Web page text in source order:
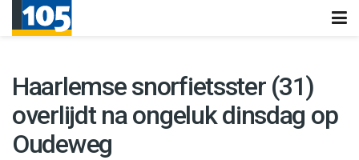
Haarlemse snorfietsster (31)
overlijdt na ongeluk dinsdag op
Oudeweg